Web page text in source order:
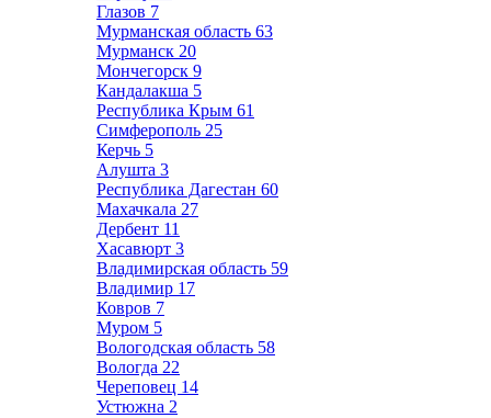
Глазов 7
Мурманская область 63
Мурманск 20
Мончегорск 9
Кандалакша 5
Республика Крым 61
Симферополь 25
Керчь 5
Алушта 3
Республика Дагестан 60
Махачкала 27
Дербент 11
Хасавюрт 3
Владимирская область 59
Владимир 17
Ковров 7
Муром 5
Вологодская область 58
Вологда 22
Череповец 14
Устюжна 2